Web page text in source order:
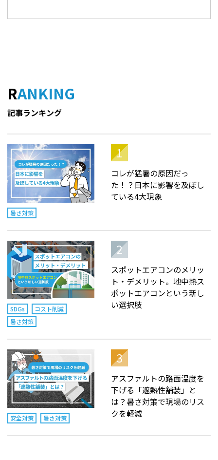
RANKING
記事ランキング
暑さ対策
コレが猛暑の原因だっ
た！？日本に影響を及ぼし
ている4大現象
SDGs
コスト削減
暑さ対策
スポットエアコンのメリッ
ト・デメリット。地中熱ス
ポットエアコンという新し
い選択肢
安全対策 暑さ対策
アスファルトの路面温度を
下げる「遮熱性舗装」と
は？暑さ対策で現場のリス
クを軽減